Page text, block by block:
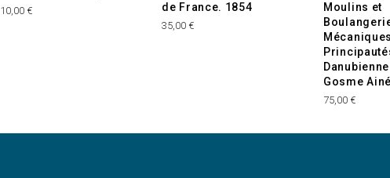
10,00 €
de France. 1854
35,00 €
Moulins et
Gosme
75,00 €